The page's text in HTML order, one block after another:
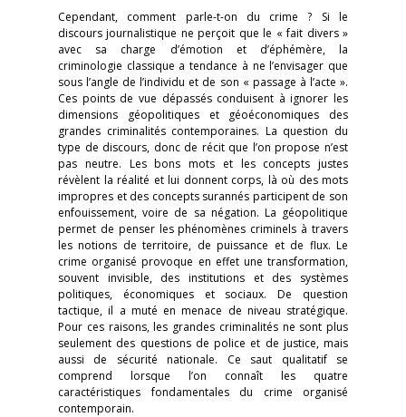
Cependant, comment parle-t-on du crime ? Si le
discours journalistique ne perçoit que le « fait divers »
avec sa charge d’émotion et d’éphémère, la
criminologie classique a tendance à ne l’envisager que
sous l’angle de l’individu et de son « passage à l’acte ».
Ces points de vue dépassés conduisent à ignorer les
dimensions géopolitiques et géoéconomiques des
grandes criminalités contemporaines. La question du
type de discours, donc de récit que l’on propose n’est
pas neutre. Les bons mots et les concepts justes
révèlent la réalité et lui donnent corps, là où des mots
impropres et des concepts surannés participent de son
enfouissement, voire de sa négation. La géopolitique
permet de penser les phénomènes criminels à travers
les notions de territoire, de puissance et de flux. Le
crime organisé provoque en effet une transformation,
souvent invisible, des institutions et des systèmes
politiques, économiques et sociaux. De question
tactique, il a muté en menace de niveau stratégique.
Pour ces raisons, les grandes criminalités ne sont plus
seulement des questions de police et de justice, mais
aussi de sécurité nationale. Ce saut qualitatif se
comprend lorsque l’on connaît les quatre
caractéristiques fondamentales du crime organisé
contemporain.